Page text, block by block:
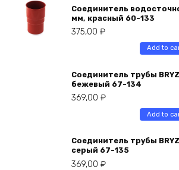
Соединитель
мм, краcный 60-133
375,00 ₽
Add to
Соединитель трубы
бежевый 67-134
369,00 ₽
Add to
Соединитель трубы
серый 67-135
369,00 ₽